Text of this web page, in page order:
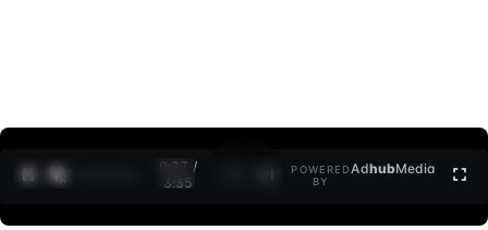
0:28 /
3:35
POWERED
BY
AdhubMedia